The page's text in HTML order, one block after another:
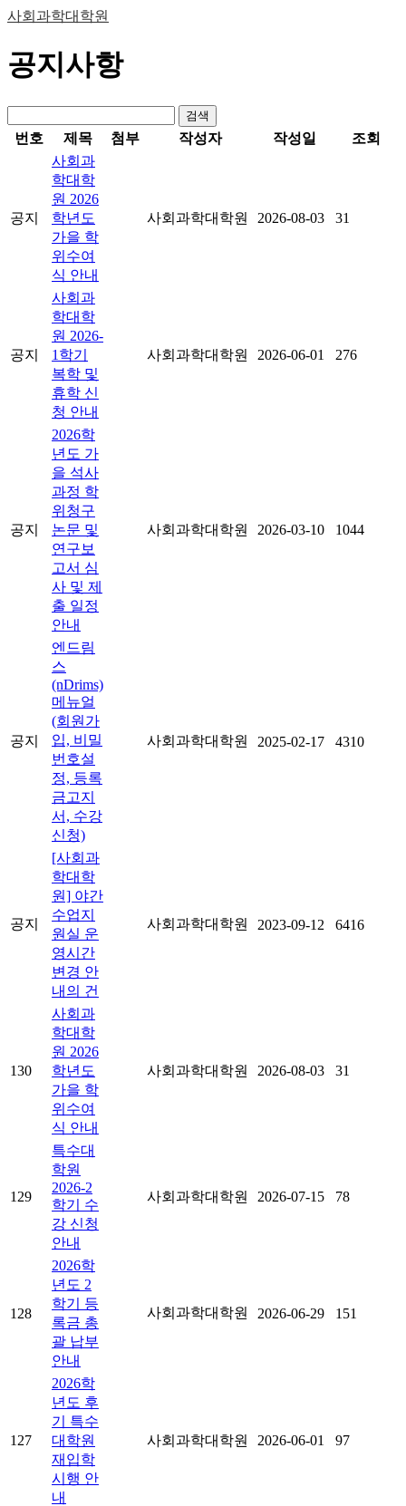
사회과학대학원
공지사항
검색
번호 제목 첨부 작성자 작성일 조회
공지
사회과
학대학
원 2026
학년도
가을 학
위수여
식 안내
사회과학대학원 2026-08-03 31
공지
사회과
학대학
원 2026-
1학기
복학 및
휴학 신
청 안내
사회과학대학원 2026-06-01 276
공지
2026학
년도 가
을 석사
과정 학
위청구
논문 및
연구보
고서 심
사 및 제
출 일정
안내
사회과학대학원 2026-03-10 1044
공지
엔드림
스
(nDrims)
메뉴얼
(회원가
입, 비밀
번호설
정, 등록
금고지
서, 수강
신청)
사회과학대학원 2025-02-17 4310
공지
[사회과
학대학
원] 야간
수업지
원실 운
영시간
변경 안
내의 건
사회과학대학원 2023-09-12 6416
130
사회과
학대학
원 2026
학년도
가을 학
위수여
식 안내
사회과학대학원 2026-08-03 31
129
특수대
학원
2026-2
학기 수
강 신청
안내
사회과학대학원 2026-07-15 78
128
2026학
년도 2
학기 등
록금 총
괄 납부
안내
사회과학대학원 2026-06-29 151
127
2026학
년도 후
기 특수
대학원
재입학
시행 안
내
사회과학대학원 2026-06-01 97